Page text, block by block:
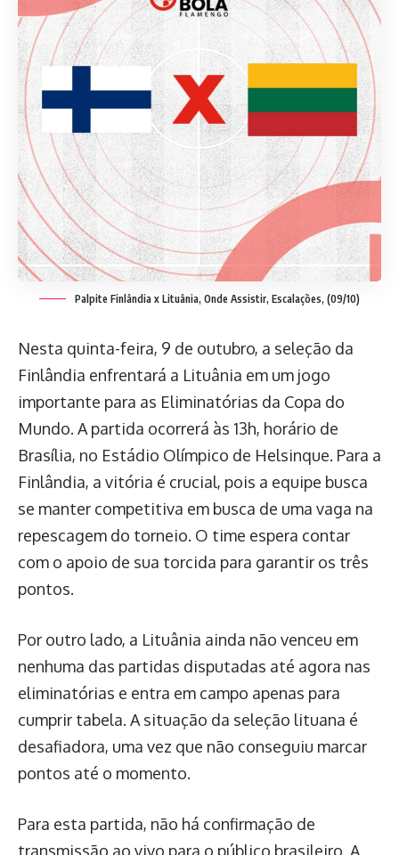
Palpite Finlândia x Lituânia, Onde Assistir, Escalações, (09/10)
Nesta quinta-feira, 9 de outubro, a seleção da
Finlândia enfrentará a Lituânia em um jogo
importante para as Eliminatórias da Copa do
Mundo. A partida ocorrerá às 13h, horário de
Brasília, no Estádio Olímpico de Helsinque. Para a
Finlândia, a vitória é crucial, pois a equipe busca
se manter competitiva em busca de uma vaga na
repescagem do torneio. O time espera contar
com o apoio de sua torcida para garantir os três
pontos.
Por outro lado, a Lituânia ainda não venceu em
nenhuma das partidas disputadas até agora nas
eliminatórias e entra em campo apenas para
cumprir tabela. A situação da seleção lituana é
desafiadora, uma vez que não conseguiu marcar
pontos até o momento.
Para esta partida, não há confirmação de
transmissão ao vivo para o público brasileiro. A